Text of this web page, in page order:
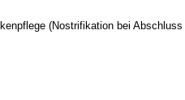
(Nostrifikation bei